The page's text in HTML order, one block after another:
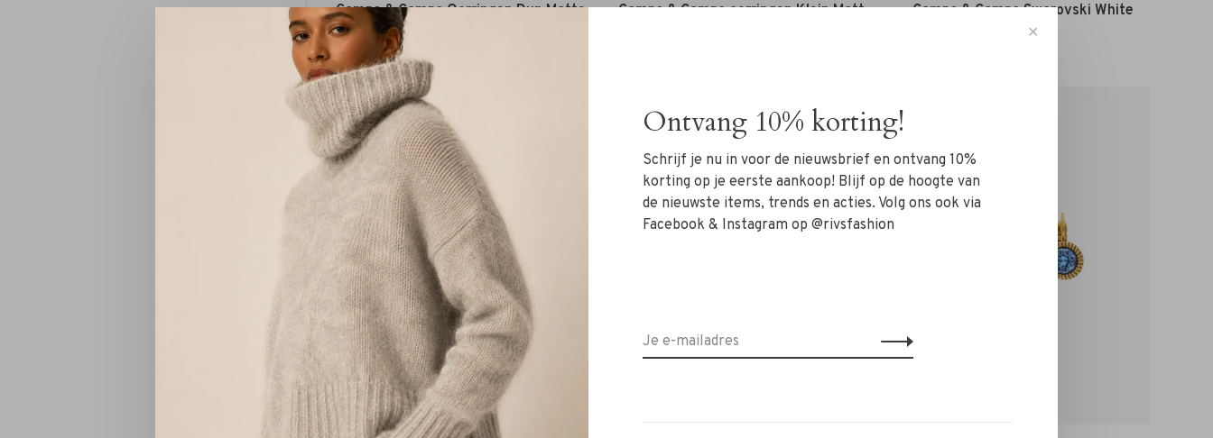
Camps & Camps Oorringen Dun Matte
Camps & Camps oorringen Klein Matt
Camps & Camps Swarovski White
Opal
✕
Ontvang 10% korting!
Schrijf je nu in voor de nieuwsbrief en ontvang 10%
korting op je eerste aankoop! Blijf op de hoogte van
de nieuwste items, trends en acties. Volg ons ook via
Facebook & Instagram op @rivsfashion